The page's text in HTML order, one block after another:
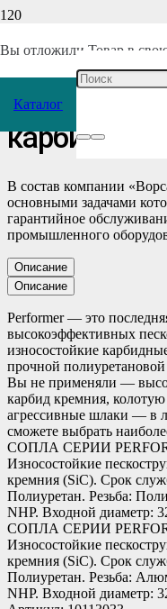
Вы отложили Товар в
Каталог
Комплектующие/Сопла/
Сопло
карбид
В состав компании
основными задачами
гарантийное
промышленного
Описание
Описание
Performer — это
высокоэффективных
износостойкие
прочной
Вы не применяли —
карбид кремния,
агрессивные шлаки — в
сможете выбрать
СОПЛА СЕРИИ
Износостойкие
кремния (SiC). Срок
Полиуретан. Резьба:
NHP. Входной диаметр:
СОПЛА СЕРИИ
Износостойкие
кремния (SiC). Срок
Полиуретан. Резьба:
NHP. Входной диаметр: